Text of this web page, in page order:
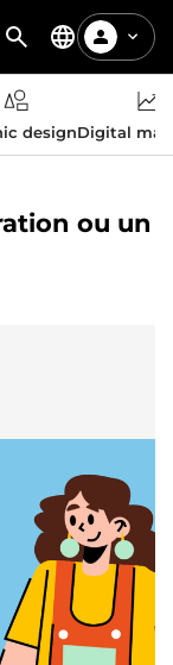
designDigital
ou un